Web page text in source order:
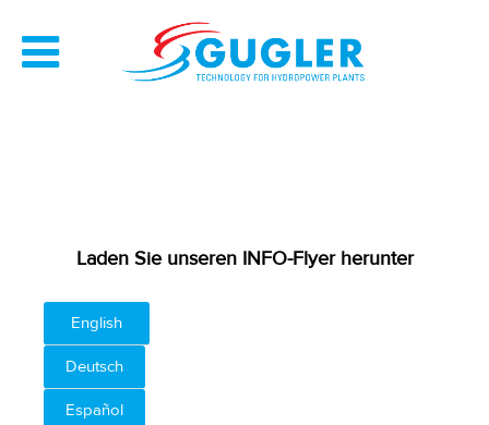
Laden Sie unseren INFO-Flyer herunter
English
Deutsch
Español